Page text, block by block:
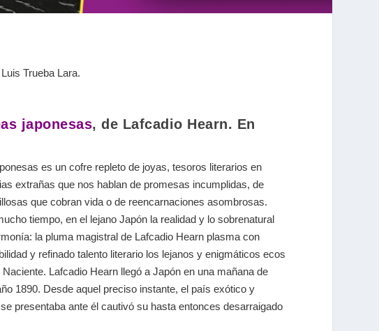
Trueba Lara.
japonesas, de Lafcadio Hearn. En
es un cofre repleto de joyas, tesoros literarios en
extrañas que nos hablan de promesas incumplidas, de
que cobran vida o de reencarnaciones asombrosas.
tiempo, en el lejano Japón la realidad y lo sobrenatural
la pluma magistral de Lafcadio Hearn plasma con
y refinado talento literario los lejanos y enigmáticos ecos
Lafcadio Hearn llegó a Japón en una mañana de
1890. Desde aquel preciso instante, el país exótico y
presentaba ante él cautivó su hasta entonces desarraigado